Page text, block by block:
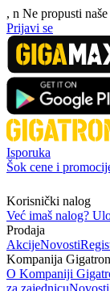
, n Ne propusti
Prijavi se
Isporuka
Šok cene i
Korisnički nalog
Već imaš nalog?
Prodaja
AkcijeNovosti
Kompanija Gigatron
O Kompaniji
za zajednicu